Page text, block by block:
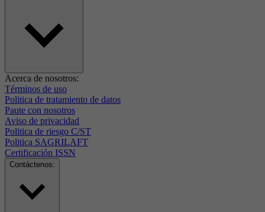
Acerca de nosotros:
Términos de uso
Politica de tratamiento de datos
Paute con nosotros
Aviso de privacidad
Politica de riesgo C/ST
Politica SAGRILAFT
Certificación ISSN
Contáctenos: